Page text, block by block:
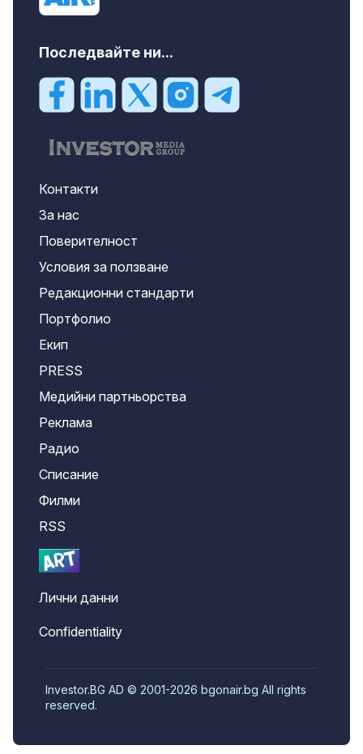
Последвайте ни...
Контакти
За нас
Поверителност
Условия за ползване
Редакционни стандарти
Портфолио
Екип
PRESS
Медийни партньорства
Реклама
Радио
Списание
Филми
RSS
Лични данни
Confidentiality
Investor.BG AD © 2001-2026 bgonair.bg All rights
reserved.